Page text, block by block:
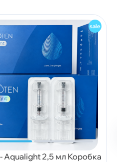
Aqualight 2,5 мл Коробка